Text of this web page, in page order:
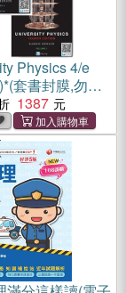
Physics 4/e
套書封膜,勿拆
1387